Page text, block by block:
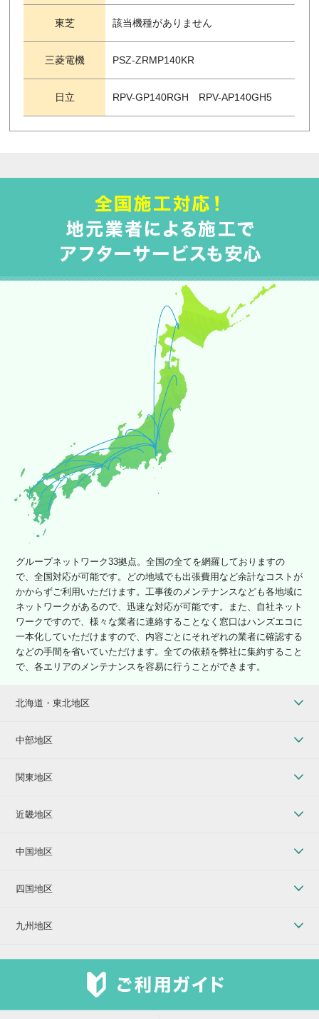
東芝 該当機種がありません
三菱電機 PSZ-ZRMP140KR
日立 RPV-GP140RGH RPV-AP140GH5
グループネットワーク33拠点。全国の全てを網羅しておりますの
で、全国対応が可能です。どの地域でも出張費用など余計なコストが
かからずご利用いただけます。工事後のメンテナンスなども各地域に
ネットワークがあるので、迅速な対応が可能です。また、自社ネット
ワークですので、様々な業者に連絡することなく窓口はハンズエコに
一本化していただけますので、内容ごとにそれぞれの業者に確認する
などの手間を省いていただけます。全ての依頼を弊社に集約すること
で、各エリアのメンテナンスを容易に行うことができます。
北海道・東北地区
中部地区
関東地区
近畿地区
中国地区
四国地区
九州地区